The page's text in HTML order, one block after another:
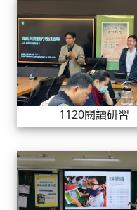
1120閱讀研習